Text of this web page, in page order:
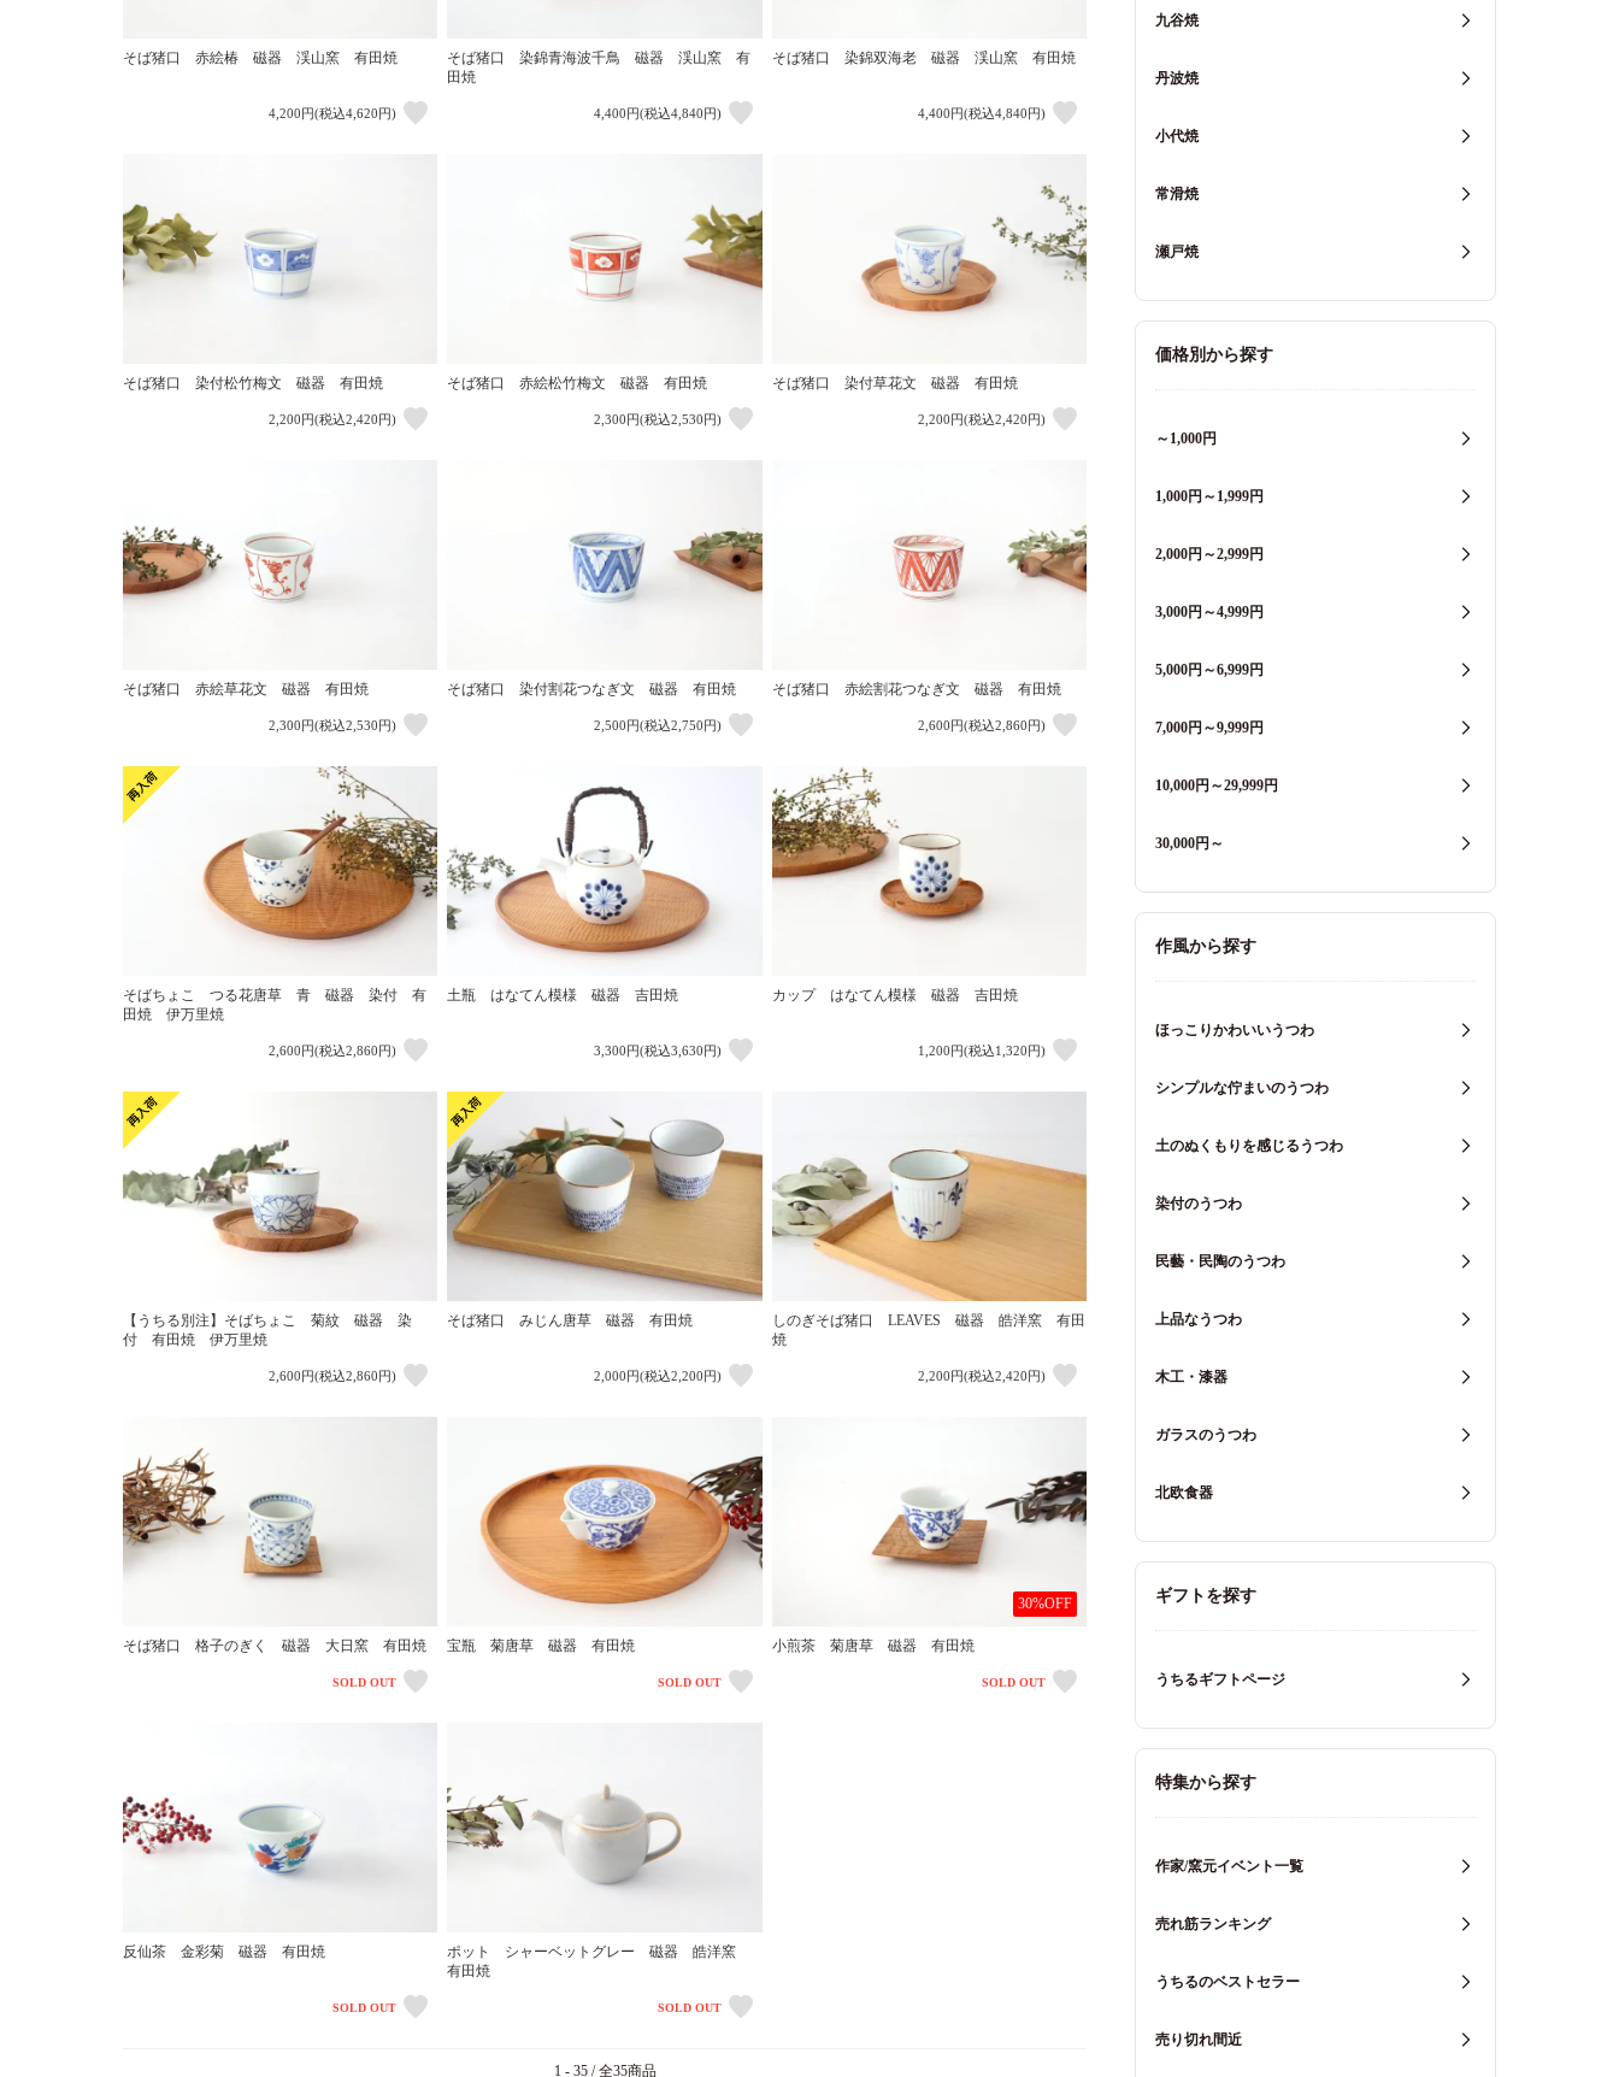
そば猪口 赤絵椿 磁器 渓山窯 有田焼
4,200円(税込4,620円)
そば猪口 染錦青海波千鳥 磁器 渓山窯 有
田焼
4,400円(税込4,840円)
そば猪口 染錦双海老 磁器 渓山窯 有田焼
4,400円(税込4,840円)
そば猪口 染付松竹梅文 磁器 有田焼
2,200円(税込2,420円)
そば猪口 赤絵松竹梅文 磁器 有田焼
2,300円(税込2,530円)
そば猪口 染付草花文 磁器 有田焼
2,200円(税込2,420円)
そば猪口 赤絵草花文 磁器 有田焼
2,300円(税込2,530円)
そば猪口 染付割花つなぎ文 磁器 有田焼
2,500円(税込2,750円)
そば猪口 赤絵割花つなぎ文 磁器 有田焼
2,600円(税込2,860円)
そばちょこ つる花唐草 青 磁器 染付 有
田焼 伊万里焼
2,600円(税込2,860円)
土瓶 はなてん模様 磁器 吉田焼
3,300円(税込3,630円)
カップ はなてん模様 磁器 吉田焼
1,200円(税込1,320円)
【うちる別注】そばちょこ 菊紋 磁器 染
付 有田焼 伊万里焼
2,600円(税込2,860円)
そば猪口 みじん唐草 磁器 有田焼
2,000円(税込2,200円)
しのぎそば猪口 LEAVES 磁器 皓洋窯 有田
焼
2,200円(税込2,420円)
そば猪口 格子のぎく 磁器 大日窯 有田焼
SOLD OUT
宝瓶 菊唐草 磁器 有田焼
SOLD OUT
30%OFF
小煎茶 菊唐草 磁器 有田焼
SOLD OUT
反仙茶 金彩菊 磁器 有田焼
SOLD OUT
ポット シャーベットグレー 磁器 皓洋窯
有田焼
SOLD OUT
1 - 35 / 全35商品
九谷焼
丹波焼
小代焼
常滑焼
瀬戸焼
価格別から探す
～1,000円
1,000円～1,999円
2,000円～2,999円
3,000円～4,999円
5,000円～6,999円
7,000円～9,999円
10,000円～29,999円
30,000円～
作風から探す
ほっこりかわいいうつわ
シンプルな佇まいのうつわ
土のぬくもりを感じるうつわ
染付のうつわ
民藝・民陶のうつわ
上品なうつわ
木工・漆器
ガラスのうつわ
北欧食器
ギフトを探す
うちるギフトページ
特集から探す
作家/窯元イベント一覧
売れ筋ランキング
うちるのベストセラー
売り切れ間近